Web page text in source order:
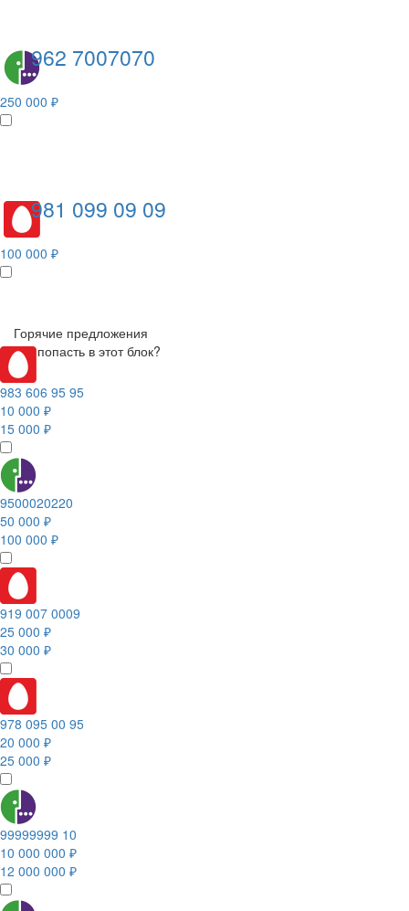
962 7007070
250 000 ₽
981 099 09 09
100 000 ₽
Горячие предложения
Как попасть в этот блок?
983 606 95 95
10 000 ₽
15 000 ₽
9500020220
50 000 ₽
100 000 ₽
919 007 0009
25 000 ₽
30 000 ₽
978 095 00 95
20 000 ₽
25 000 ₽
99999999 10
10 000 000 ₽
12 000 000 ₽